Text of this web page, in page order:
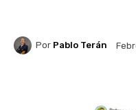
Por Pablo Terán